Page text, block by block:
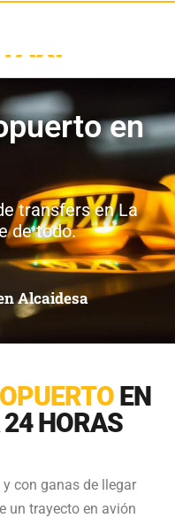
en
transfers en La
de todo.
Alcaidesa
EN
HORAS
con ganas de llegar
un trayecto en avión